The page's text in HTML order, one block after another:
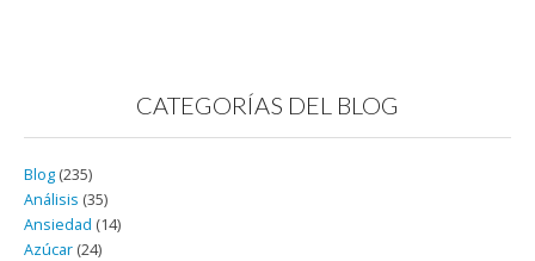
CATEGORÍAS DEL BLOG
Blog (235)
Análisis (35)
Ansiedad (14)
Azúcar (24)